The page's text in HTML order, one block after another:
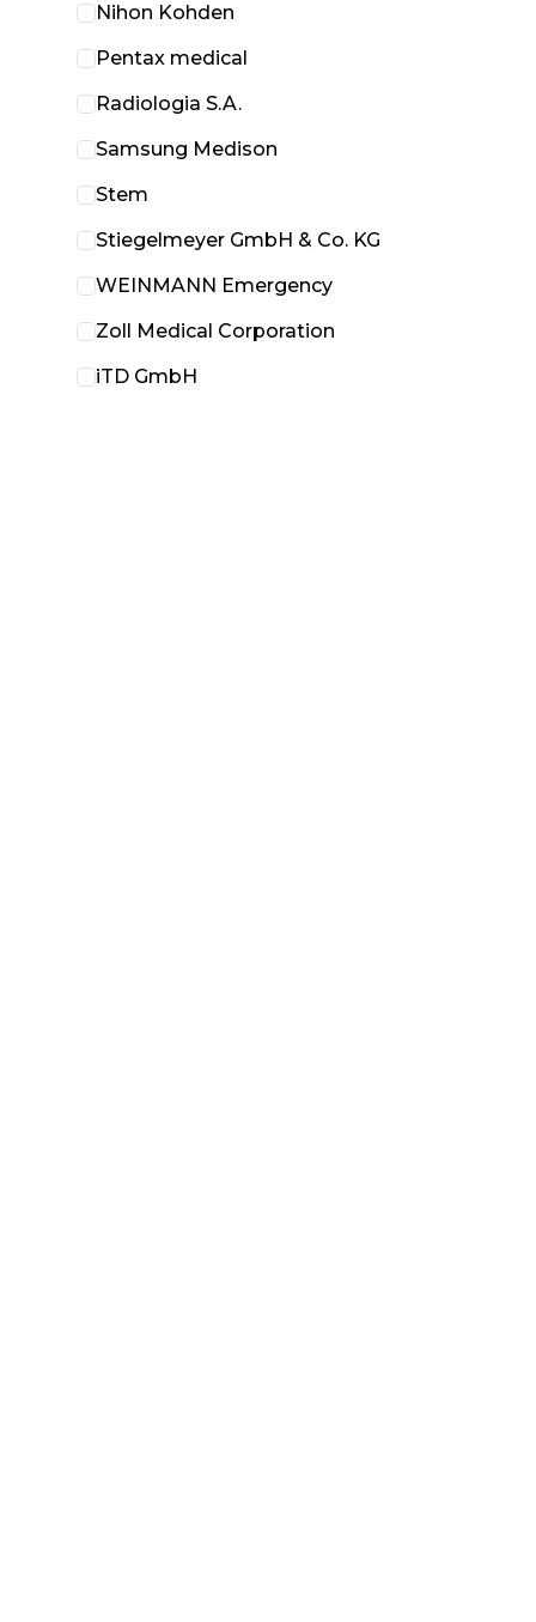
Nihon Kohden
Pentax medical
Radiologia S.A.
Samsung Medison
Stem
Stiegelmeyer GmbH & Co. KG
WEINMANN Emergency
Zoll Medical Corporation
iTD GmbH